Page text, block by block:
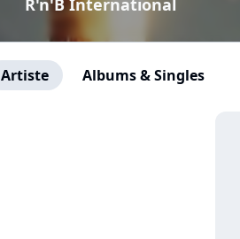
R'n'B International
Artiste Albums & Singles